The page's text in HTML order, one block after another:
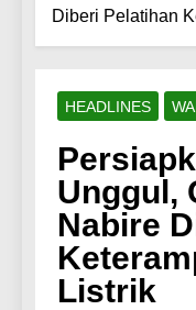
Diberi Pelatihan
HEADLINES
Unggul,
Nabire
Listrik